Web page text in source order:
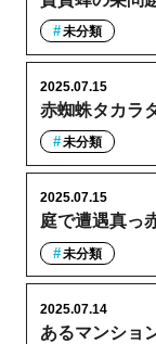
未分類
赤蜘蛛タカラ
2025.07.15
未分類
庭で遭遇真っ
2025.07.15
未分類
あるマンショ
2025.07.14